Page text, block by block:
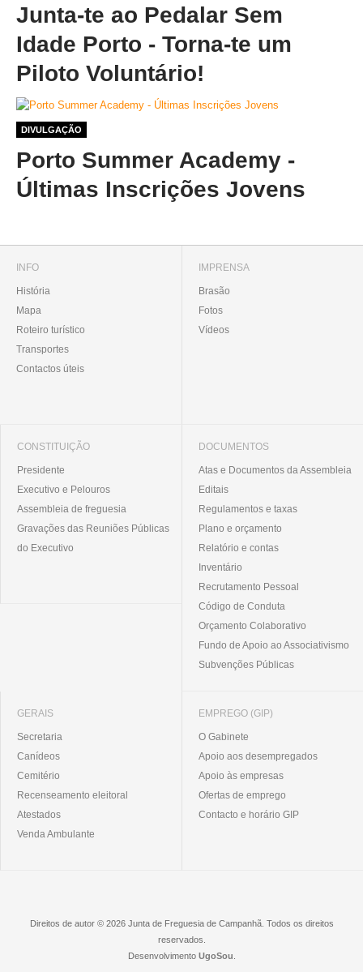
Junta-te ao Pedalar Sem
Idade Porto - Torna-te um
Piloto Voluntário!
DIVULGAÇÃO
1 ano 1 mês atrás
Porto Summer Academy -
Últimas Inscrições Jovens
INFO
História
Mapa
Roteiro turístico
Transportes
Contactos úteis
IMPRENSA
Brasão
Fotos
Vídeos
CONSTITUIÇÃO
Presidente
Executivo e Pelouros
Assembleia de freguesia
Gravações das Reuniões Públicas
do Executivo
DOCUMENTOS
Atas e Documentos da Assembleia
Editais
Regulamentos e taxas
Plano e orçamento
Relatório e contas
Inventário
Recrutamento Pessoal
Código de Conduta
Orçamento Colaborativo
Fundo de Apoio ao Associativismo
Subvenções Públicas
GERAIS
Secretaria
Canídeos
Cemitério
Recenseamento eleitoral
Atestados
Venda Ambulante
EMPREGO (GIP)
O Gabinete
Apoio aos desempregados
Apoio às empresas
Ofertas de emprego
Contacto e horário GIP
Direitos de autor © 2026 Junta de Freguesia de Campanhã. Todos os direitos
reservados.
Desenvolvimento UgoSou